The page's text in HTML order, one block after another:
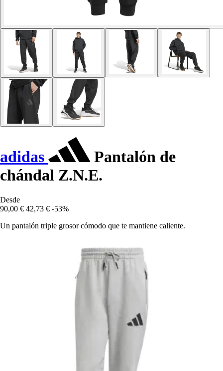
adidas
Pantalón de
chándal Z.N.E.
Desde
90,00 € 42,73 € -53%
Un pantalón triple grosor cómodo que te mantiene caliente.